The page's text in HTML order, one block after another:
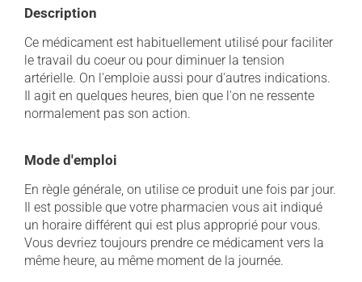
Description
Ce médicament est habituellement utilisé pour faciliter
le travail du coeur ou pour diminuer la tension
artérielle. On l'emploie aussi pour d'autres indications.
Il agit en quelques heures, bien que l'on ne ressente
normalement pas son action.
Mode d'emploi
En règle générale, on utilise ce produit une fois par jour.
Il est possible que votre pharmacien vous ait indiqué
un horaire différent qui est plus approprié pour vous.
Vous devriez toujours prendre ce médicament vers la
même heure, au même moment de la journée.